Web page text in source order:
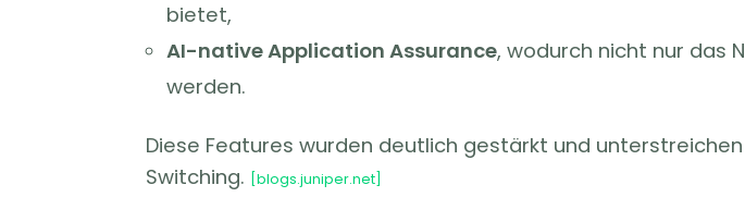
bietet,
AI-native Application Assurance, wodurch nicht nur das
werden.
Diese Features wurden deutlich gestärkt und
Switching.
[blogs.juniper.net]